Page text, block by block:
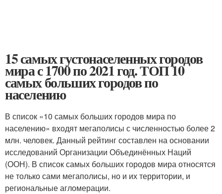
15 самых густонаселенных городов
мира с 1700 по 2021 год. ТОП 10
самых больших городов по
населению
В список «10 самых больших городов мира по
населению» входят мегаполисы с численностью более 2
млн. человек. Данный рейтинг составлен на основании
исследований Организации Объединённых Наций
(ООН). В список самых больших городов мира относятся
не только сами мегаполисы, но и их территории, и
региональные агломерации.